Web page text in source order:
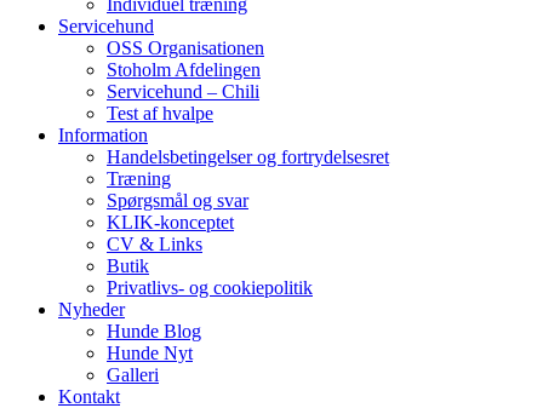
Individuel træning
Servicehund
OSS Organisationen
Stoholm Afdelingen
Servicehund – Chili
Test af hvalpe
Information
Handelsbetingelser og fortrydelsesret
Træning
Spørgsmål og svar
KLIK-konceptet
CV & Links
Butik
Privatlivs- og cookiepolitik
Nyheder
Hunde Blog
Hunde Nyt
Galleri
Kontakt